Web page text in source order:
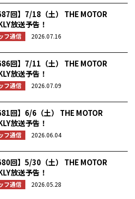
回】7/18（土） THE MOTOR
放送予告！
フ通信 2026.07.16
回】7/11（土） THE MOTOR
放送予告！
フ通信 2026.07.09
回】6/6（土） THE MOTOR
放送予告！
フ通信 2026.06.04
回】5/30（土） THE MOTOR
放送予告！
フ通信 2026.05.28